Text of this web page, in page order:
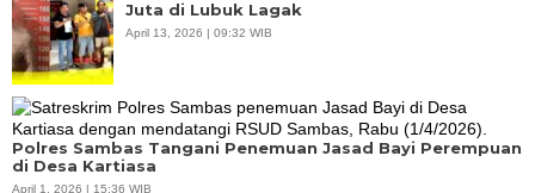
Juta di Lubuk Lagak
April 13, 2026 | 09:32 WIB
Polres Sambas Tangani Penemuan Jasad Bayi Perempuan
di Desa Kartiasa
April 1, 2026 | 15:36 WIB